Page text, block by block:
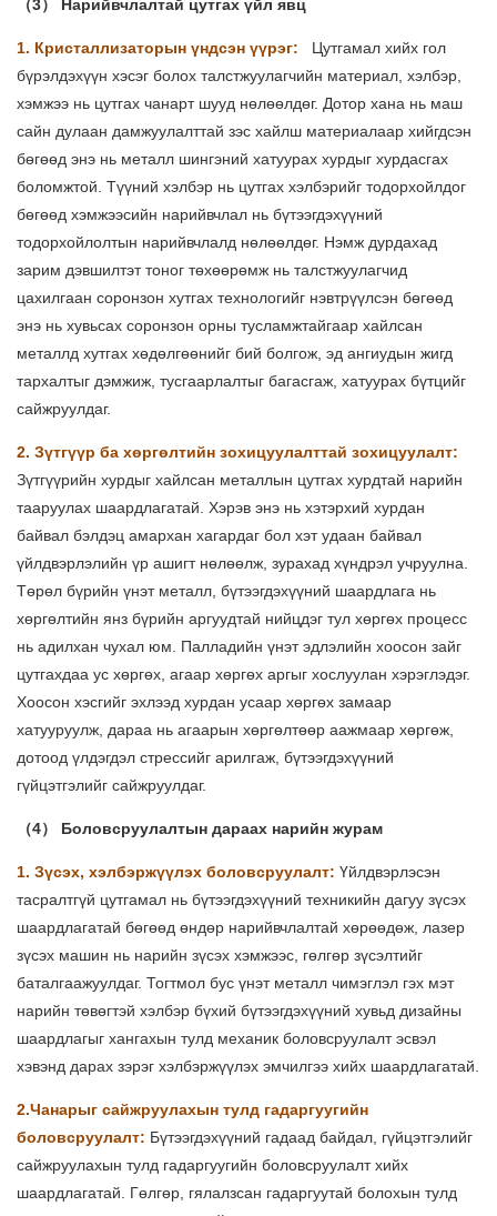
（3） Нарийвчлалтай цутгах үйл явц
1. Кристаллизаторын үндсэн үүрэг:
Цутгамал хийх гол
бүрэлдэхүүн хэсэг болох талстжуулагчийн материал, хэлбэр,
хэмжээ нь цутгах чанарт шууд нөлөөлдөг. Дотор хана нь маш
сайн дулаан дамжуулалттай зэс хайлш материалаар хийгдсэн
бөгөөд энэ нь металл шингэний хатуурах хурдыг хурдасгах
боломжтой. Түүний хэлбэр нь цутгах хэлбэрийг тодорхойлдог
бөгөөд хэмжээсийн нарийвчлал нь бүтээгдэхүүний
тодорхойлолтын нарийвчлалд нөлөөлдөг. Нэмж дурдахад
зарим дэвшилтэт тоног төхөөрөмж нь талстжуулагчид
цахилгаан соронзон хутгах технологийг нэвтрүүлсэн бөгөөд
энэ нь хувьсах соронзон орны тусламжтайгаар хайлсан
металлд хутгах хөдөлгөөнийг бий болгож, эд ангиудын жигд
тархалтыг дэмжиж, тусгаарлалтыг багасгаж, хатуурах бүтцийг
сайжруулдаг.
2. Зүтгүүр ба хөргөлтийн зохицуулалттай зохицуулалт:
Зүтгүүрийн хурдыг хайлсан металлын цутгах хурдтай нарийн
тааруулах шаардлагатай. Хэрэв энэ нь хэтэрхий хурдан
байвал бэлдэц амархан хагардаг бол хэт удаан байвал
үйлдвэрлэлийн үр ашигт нөлөөлж, зурахад хүндрэл учруулна.
Төрөл бүрийн үнэт металл, бүтээгдэхүүний шаардлага нь
хөргөлтийн янз бүрийн аргуудтай нийцдэг тул хөргөх процесс
нь адилхан чухал юм. Палладийн үнэт эдлэлийн хоосон зайг
цутгахдаа ус хөргөх, агаар хөргөх аргыг хослуулан хэрэглэдэг.
Хоосон хэсгийг эхлээд хурдан усаар хөргөх замаар
хатууруулж, дараа нь агаарын хөргөлтөөр аажмаар хөргөж,
дотоод үлдэгдэл стрессийг арилгаж, бүтээгдэхүүний
гүйцэтгэлийг сайжруулдаг.
（4） Боловсруулалтын дараах нарийн журам
1. Зүсэх, хэлбэржүүлэх боловсруулалт: Үйлдвэрлэсэн
тасралтгүй цутгамал нь бүтээгдэхүүний техникийн дагуу зүсэх
шаардлагатай бөгөөд өндөр нарийвчлалтай хөрөөдөж, лазер
зүсэх машин нь нарийн зүсэх хэмжээс, гөлгөр зүсэлтийг
баталгаажуулдаг. Тогтмол бус үнэт металл чимэглэл гэх мэт
нарийн төвөгтэй хэлбэр бүхий бүтээгдэхүүний хувьд дизайны
шаардлагыг хангахын тулд механик боловсруулалт эсвэл
хэвэнд дарах зэрэг хэлбэржүүлэх эмчилгээ хийх шаардлагатай.
2.Чанарыг сайжруулахын тулд гадаргуугийн
боловсруулалт: Бүтээгдэхүүний гадаад байдал, гүйцэтгэлийг
сайжруулахын тулд гадаргуугийн боловсруулалт хийх
шаардлагатай. Гөлгөр, гялалзсан гадаргуутай болохын тулд